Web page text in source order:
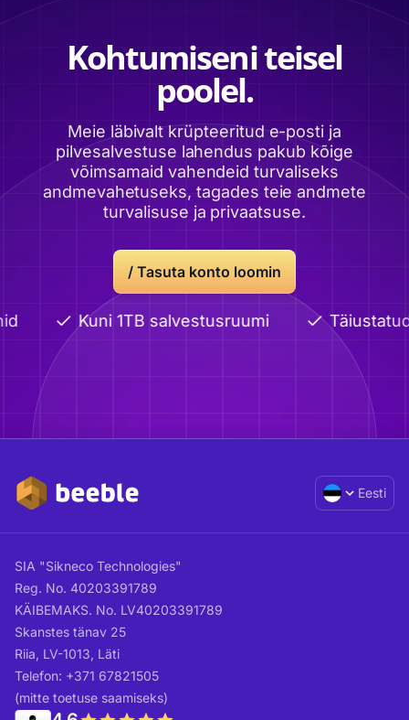
Kohtumiseni teisel
poolel.
Meie läbivalt krüpteeritud e-posti ja
pilvesalvestuse lahendus pakub kõige
võimsamaid vahendeid turvaliseks
andmevahetuseks, tagades teie andmete
turvalisuse ja privaatsuse.
/ Tasuta konto loomin
Kuni 1TB salvestusruumi Täiustatud
Eesti
SIA "Sikneco Technologies"
Reg. No. 40203391789
KÄIBEMAKS. No. LV40203391789
Skanstes tänav 25
Riia, LV-1013, Läti
Telefon: +371 67821505
(mitte toetuse saamiseks)